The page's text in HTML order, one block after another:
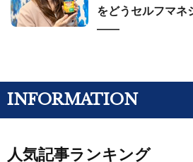
をどうセルフマネ
——
INFORMATION
人気記事ランキング